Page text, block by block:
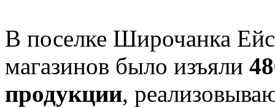
В поселке Широчанка
магазинов было изъяли
продукции,